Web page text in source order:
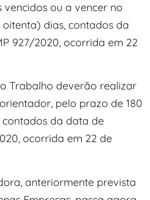
ou a vencer no
dias, contados da
927/2020, ocorrida em 22
Trabalho deverão realizar
pelo prazo de 180
da data de
ocorrida em 22 de
anteriormente prevista